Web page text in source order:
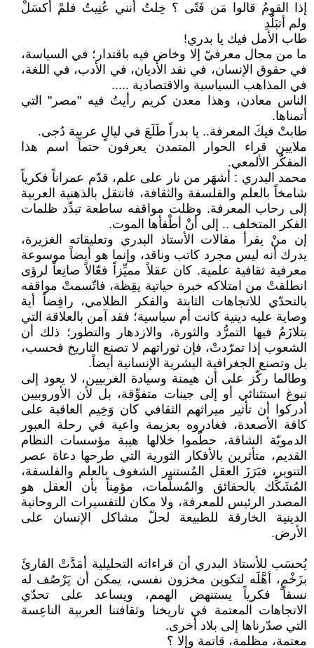
إذا القومُ قالوا مَن فَتًى ؟ خِلتُ أنني عُنِيتُ فلمْ أكسَلْ
ولم أتبَلّدِ
طاب الأمل فيك يا بدري!
ما من مجال معرفيّ إلا وخاض فيه باقتدار؛ في السياسة،
في حقوق الإنسان، في نقد الأديان، في الأدب، في اللغة،
في المذاهب السياسية والاقتصادية .....
الناس معادن، وهذا معدن كريم رأيتُ فيه "مصر" التي
أتمناها.
طابتْ فيكَ المعرفة.. يا بدراً طَلَعَ في ليالٍ عربية دُجى.
ملايين قراء الحوار المتمدن يعرفون حتماً اسم هذا
المفكّر الألمعي.
محمد البدري : أشهَر من نار على علم، قدّم عمراناً فكرياً
شامخاً بالعلم والفلسفة والثقافة، فانتقل بالذهنية العربية
إلى رحاب المعرفة. وظلت مواقفه ساطعة تبدِّد ظلمات
الفكر المتخلف .. إلى أنْ أطْفأها الموت.
إن منْ يقرأ مقالات الأستاذ البدري وتعليقاته الغزيرة،
يدرك أنه ليس مجرد كاتب وناقد، وإنما هو أيضاً موسوعة
معرفية ثقافية علمية. كان عقلاً مميِّزاً فعّالاً صانِعاً لرؤى
انطلقتْ من امتلاكه خبرة حياتية يقِظة، فاتّسمتْ مواقفه
بالتحدّي للاتجاهات الثابتة والفكر الظلامي، رافِضاً أية
وصاية عليه دينية كانت أم سياسية؛ فقد آمن بالعلاقة التي
يتلازَمُ فيها التمرُّد والثورة، والازدهار والتطور؛ ذلك أن
الشعوب إذا تمرّدتْ، فإن ثوراتهم لا تصنع التاريخ فحسب،
بل وتصنع الجغرافية البشرية الإنسانية أيضاً.
وطالما ركّز على أن هيمنة وسيادة الغربيين، لا يعود إلى
نبوغ استثنائي أو إلى جينات متفوِّقة، بل لأن الأوروبيين
أدركوا أن تأثير ميراثهم الثقافي كان وَخِيم العاقبة على
كافة الأصعدة، فغادروه بعزيمة واعية في رحلة العبور
الدمويّة الشاقة، حطّموا خلالها هيبة مؤسسات النظام
القديم، متأثرين بالأفكار الثورية التي طرحها دعاة عصر
التنوير، فبَرَزَ العقل المُستنير الشغوف بالعلم والفلسفة،
المُشَكِّك بالحقائق والمُسلَّمات، مؤمِناً بأن العقل هو
المصدر الرئيس للمعرفة، ولا مكان للتفسيرات الروحانية
الدينية الخارقة للطبيعة لحلّ مشاكل الإنسان على
الأرض.
يُحسَب للأستاذ البدري أن قراءاته التحليلية أمَدَّتْ القارئَ
بزَخْمٍ، أهَّلَه لتكوين مخزون نفسي، يمكن أن يَرْصُف له
نسقاً فكرياً يستنهض الهمم، ويساعد على تحدّي
الاتجاهات المعتمة في تاريخنا وثقافتنا العربية الناعِسة
التي صدّرناها إلى بلاد أخرى.
معتمة، مظلمة، قاتمة وإلا ؟